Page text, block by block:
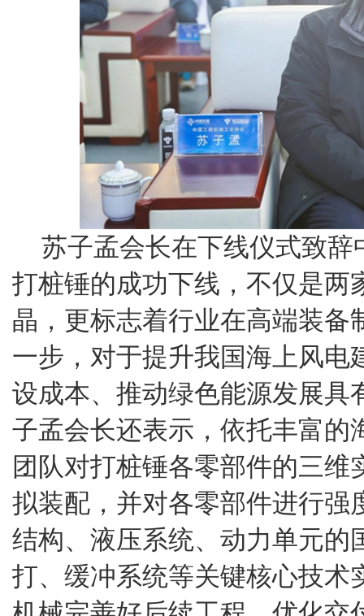
苏子孟会长在下线仪式致辞
打桩锤的成功下线，不仅是两
晶，更标志着行业在高端装备
一步，对于提升我国海上风电
设成本、推动绿色能源发展具
子孟会长还表示，依托丰富的
团队对打桩锤各零部件的三
拟装配，并对各零部件进行强
结构、液压系统、动力单元的
打、缓冲系统等关键核心技术